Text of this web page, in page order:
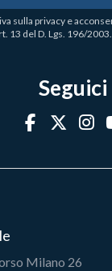
sulla privacy e
13 del D. Lgs. 196/2003.
Seguici
Milano 26